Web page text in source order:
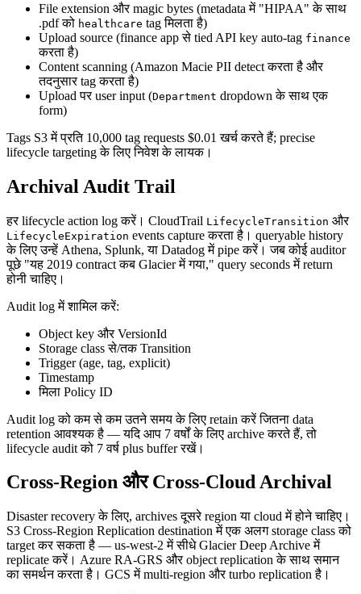
File extension और magic bytes (metadata में "HIPAA" के साथ
.pdf को healthcare tag मिलता है)
Upload source (finance app से tied API key auto-tag finance
करता है)
Content scanning (Amazon Macie PII detect करता है और
तदनुसार tag करता है)
Upload पर user input (Department dropdown के साथ एक
form)
Tags S3 में प्रति 10,000 tag requests $0.01 खर्च करते हैं; precise
lifecycle targeting के लिए निवेश के लायक।
Archival Audit Trail
हर lifecycle action log करें। CloudTrail LifecycleTransition और
LifecycleExpiration events capture करता है। queryable history
के लिए उन्हें Athena, Splunk, या Datadog में pipe करें। जब कोई auditor
पूछे "यह 2019 contract कब Glacier में गया," query seconds में return
होनी चाहिए।
Audit log में शामिल करें:
Object key और VersionId
Storage class से/तक Transition
Trigger (age, tag, explicit)
Timestamp
मिला Policy ID
Audit log को कम से कम उतने समय के लिए retain करें जितना data
retention आवश्यक है — यदि आप 7 वर्षों के लिए archive करते हैं, तो
lifecycle audit को 7 वर्ष plus buffer रखें।
Cross-Region और Cross-Cloud Archival
Disaster recovery के लिए, archives दूसरे region या cloud में होने चाहिए।
S3 Cross-Region Replication destination में एक अलग storage class को
target कर सकता है — us-west-2 में सीधे Glacier Deep Archive में
replicate करें। Azure RA-GRS और object replication के साथ समान
का समर्थन करता है। GCS में multi-region और turbo replication है।